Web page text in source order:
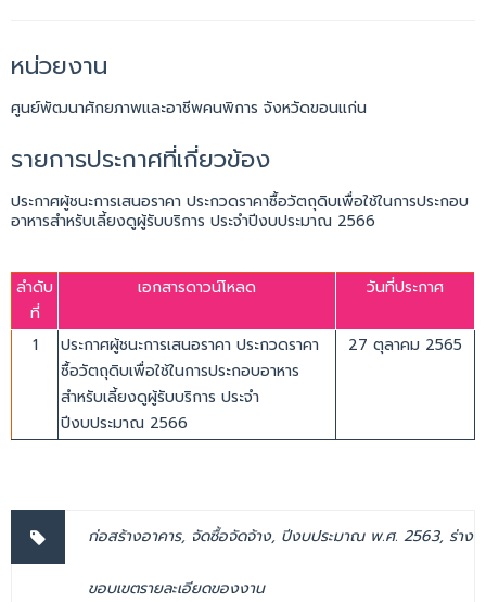
หน่วยงาน
ศูนย์พัฒนาศักยภาพและอาชีพคนพิการ จังหวัดขอนแก่น
รายการประกาศที่เกี่ยวข้อง
ประกาศผู้ชนะการเสนอราคา ประกวดราคาซื้อวัตถุดิบเพื่อใช้ในการประกอบ
อาหารสำหรับเลี้ยงดูผู้รับบริการ ประจำปีงบประมาณ 2566
ลำดับ
ที่
เอกสารดาวน์โหลด วันที่ประกาศ
1
ประกาศผู้ชนะการเสนอราคา ประกวดราคา
ซื้อวัตถุดิบเพื่อใช้ในการประกอบอาหาร
สำหรับเลี้ยงดูผู้รับบริการ ประจำ
ปีงบประมาณ 2566
27 ตุลาคม 2565
ก่อสร้างอาคาร, จัดซื้อจัดจ้าง, ปีงบประมาณ พ.ศ. 2563, ร่าง
ขอบเขตรายละเอียดของงาน